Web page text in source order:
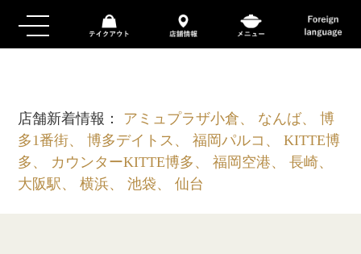
店舗新着情報： アミュプラザ小倉、 なんば、 博
多1番街、 博多デイトス、 福岡パルコ、 KITTE博
多、 カウンターKITTE博多、 福岡空港、 長崎、
大阪駅、 横浜、 池袋、 仙台